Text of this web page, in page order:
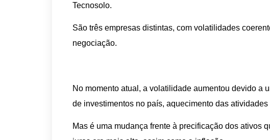
Tecnosolo.
São três empresas distintas, com volatilidades
negociação.
No momento atual, a volatilidade aumentou devido a
de investimentos no país, aquecimento das
Mas é uma mudança frente à precificação dos ativos